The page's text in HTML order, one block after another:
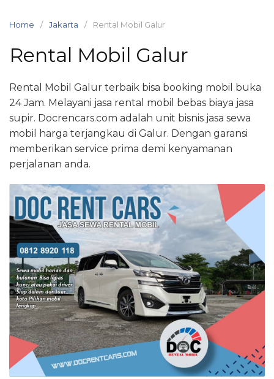
Home Jakarta Rental Mobil Galur
Rental Mobil Galur
Rental Mobil Galur terbaik bisa booking mobil buka
24 Jam. Melayani jasa rental mobil bebas biaya jasa
supir. Docrencars.com adalah unit bisnis jasa sewa
mobil harga terjangkau di Galur. Dengan garansi
memberikan service prima demi kenyamanan
perjalanan anda.